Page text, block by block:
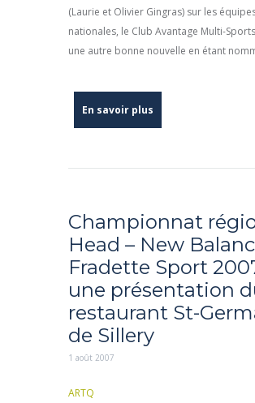
(Laurie et Olivier Gingras) sur les
nationales, le Club Avantage Multi-
une autre bonne nouvelle en étant
En savoir plus
Championnat
Head – New
Fradette Sport
une présentation
restaurant St-
de Sillery
1 août 2007
ARTQ